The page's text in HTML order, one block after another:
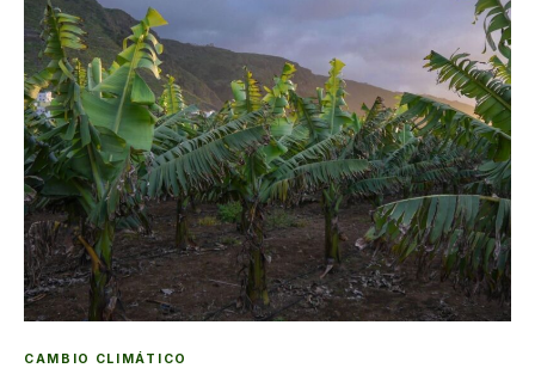
CAMBIO CLIMÁTICO